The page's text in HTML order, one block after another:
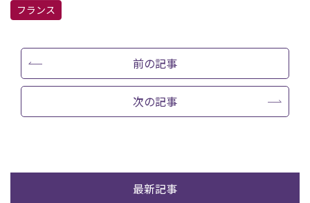
フランス
前の記事
次の記事
最新記事